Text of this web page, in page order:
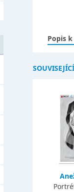
Popis